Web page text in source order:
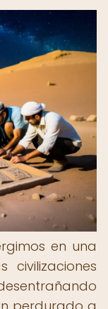
en una
civilizaciones